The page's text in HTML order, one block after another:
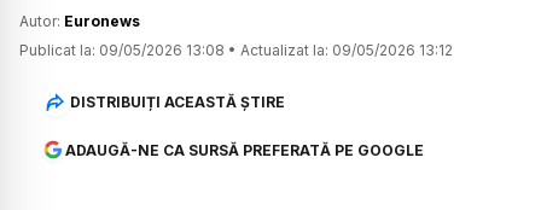
Autor: Euronews
Publicat la: 09/05/2026 13:08 • Actualizat la: 09/05/2026 13:12
DISTRIBUIȚI ACEASTĂ ȘTIRE
ADAUGĂ-NE CA SURSĂ PREFERATĂ PE GOOGLE